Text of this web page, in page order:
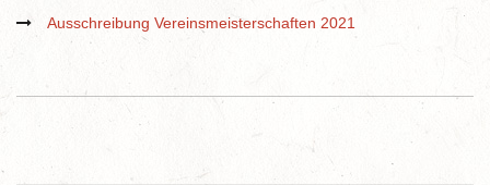
Ausschreibung Vereinsmeisterschaften 2021